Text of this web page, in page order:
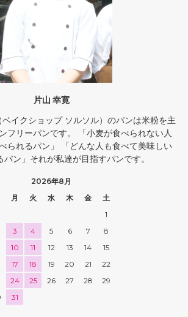
片山 幸寛
イクショップ ソルソル）のパンは米粉を主
フリーパンです。 「小麦が食べられない人
られるパン」 「どんな人も食べて美味しい
パン」それが私達が目指すパンです。
2026年8月
月 火 水 木 金
土
1
3 4 5 6 7
8
10 11 12 13 14
15
17 18 19 20 21
22
24 25 26 27 28
29
31